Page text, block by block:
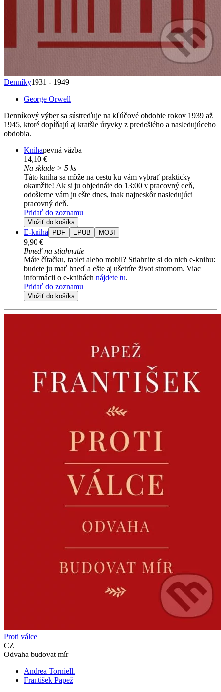
Denníky1931 - 1949
George Orwell
Denníkový výber sa sústreďuje na kľúčové obdobie rokov 1939 až
1945, ktoré dopĺňajú aj kratšie úryvky z predošlého a nasledujúceho
obdobia.
Knihapevná väzba
14,10 €
Na sklade > 5 ks
Táto kniha sa môže na cestu ku vám vybrať prakticky
okamžite! Ak si ju objednáte do 13:00 v pracovný deň,
odošleme vám ju ešte dnes, inak najneskôr nasledujúci
pracovný deň.
Pridať do zoznamu
Vložiť do košíka
E-kniha PDF EPUB MOBI
9,90 €
Ihneď na stiahnutie
Máte čítačku, tablet alebo mobil? Stiahnite si do nich e-knihu:
budete ju mať hneď a ešte aj ušetríte život stromom. Viac
informácii o e-knihách nájdete tu.
Pridať do zoznamu
Vložiť do košíka
Proti válce
CZ
Odvaha budovat mír
Andrea Tornielli
František Papež